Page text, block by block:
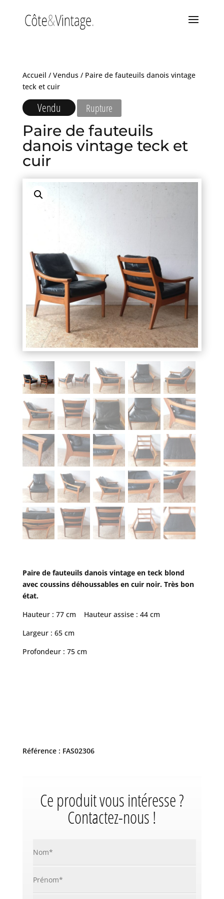
Accueil / Vendus/ Paire de fauteuils danois vintage
teck et cuir
Vendu Rupture
Paire de fauteuils
danois vintage teck et
cuir
Paire de fauteuils danois vintage en teck blond
avec coussins déhoussables en cuir noir. Très bon
état.
Hauteur : 77 cm Hauteur assise : 44 cm
Largeur : 65 cm
Profondeur : 75 cm
Référence : FAS02306
Ce produit vous intéresse ?
Contactez-nous !